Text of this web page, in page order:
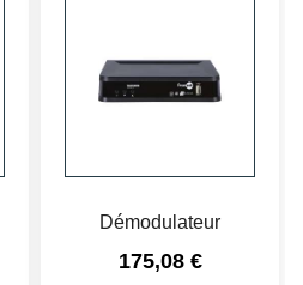
Démodulateur
Prix
175,08 €